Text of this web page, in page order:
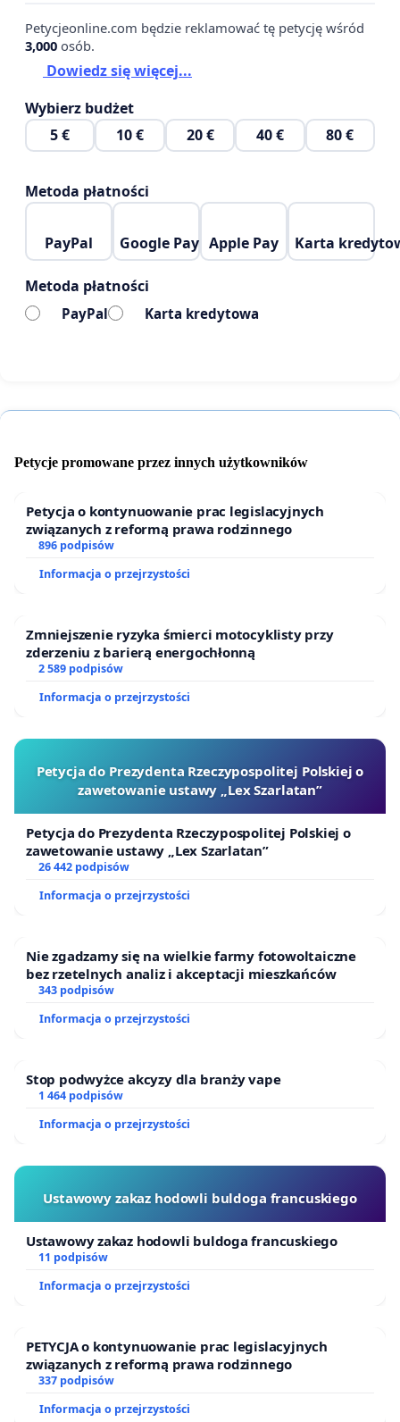
Petycjeonline.com będzie reklamować tę petycję wśród
3,000 osób.
Dowiedz się więcej...
Wybierz budżet
5 €
10 € 20 € 40 € 80 €
Metoda płatności
PayPal Google Pay Apple Pay Karta
Metoda płatności
PayPal Karta kredytowa
Petycje promowane przez innych użytkowników
Petycja o kontynuowanie prac legislacyjnych
związanych z reformą prawa rodzinnego
896 podpisów
Informacja o przejrzystości
Zmniejszenie ryzyka śmierci motocyklisty przy
zderzeniu z barierą energochłonną
2 589 podpisów
Informacja o przejrzystości
Petycja do Prezydenta Rzeczypospolitej Polskiej o
zawetowanie ustawy „Lex Szarlatan”
Petycja do Prezydenta Rzeczypospolitej Polskiej o
zawetowanie ustawy „Lex Szarlatan”
26 442 podpisów
Informacja o przejrzystości
Nie zgadzamy się na wielkie farmy fotowoltaiczne
bez rzetelnych analiz i akceptacji mieszkańców
343 podpisów
Informacja o przejrzystości
Stop podwyżce akcyzy dla branży vape
1 464 podpisów
Informacja o przejrzystości
Ustawowy zakaz hodowli buldoga francuskiego
Ustawowy zakaz hodowli buldoga francuskiego
11 podpisów
Informacja o przejrzystości
PETYCJA o kontynuowanie prac legislacyjnych
związanych z reformą prawa rodzinnego
337 podpisów
Informacja o przejrzystości